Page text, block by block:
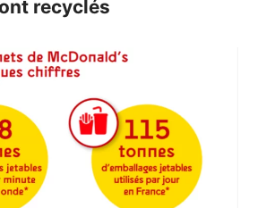
recyclés